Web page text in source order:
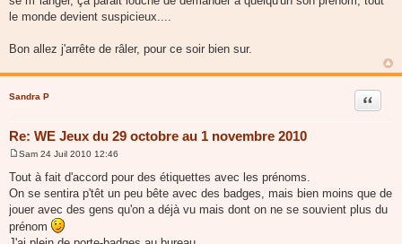
le monde devient suspicieux....
Bon allez j'arrête de râler, pour ce soir bien sur.
Sandra P
Re: WE Jeux du 29 octobre au 1 novembre 2010
Citer
s
s
g
e
Sam 24 Juil 2010 12:46
Tout à fait d'accord pour des étiquettes avec les prénoms.
On se sentira p'têt un peu bête avec des badges, mais bien moins que de
jouer avec des gens qu'on a déjà vu mais dont on ne se souvient plus du
prénom